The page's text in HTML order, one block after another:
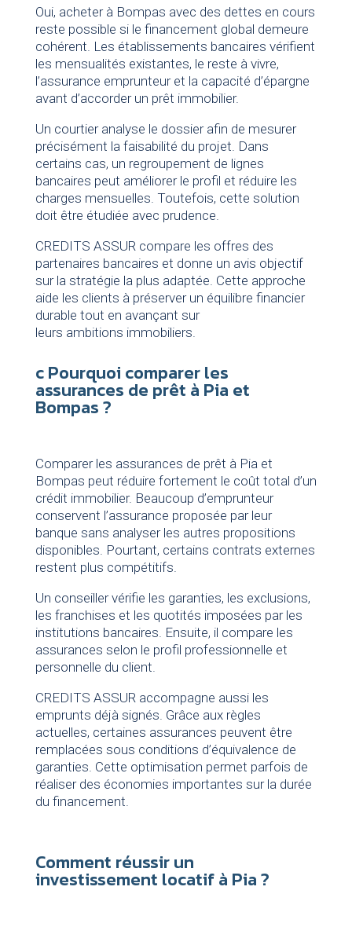
Oui, acheter à Bompas avec des dettes en cours
reste possible si le financement global demeure
cohérent. Les établissements bancaires vérifient
les mensualités existantes, le reste à vivre,
l’assurance emprunteur et la capacité d’épargne
avant d’accorder un prêt immobilier.
Un courtier analyse le dossier afin de mesurer
précisément la faisabilité du projet. Dans
certains cas, un regroupement de lignes
bancaires peut améliorer le profil et réduire les
charges mensuelles. Toutefois, cette solution
doit être étudiée avec prudence.
CREDITS ASSUR compare les offres des
partenaires bancaires et donne un avis objectif
sur la stratégie la plus adaptée. Cette approche
aide les clients à préserver un équilibre financier
durable tout en avançant sur
leurs ambitions immobiliers.
c Pourquoi comparer les
assurances de prêt à Pia et
Bompas ?
Comparer les assurances de prêt à Pia et
Bompas peut réduire fortement le coût total d’un
crédit immobilier. Beaucoup d’emprunteur
conservent l’assurance proposée par leur
banque sans analyser les autres propositions
disponibles. Pourtant, certains contrats externes
restent plus compétitifs.
Un conseiller vérifie les garanties, les exclusions,
les franchises et les quotités imposées par les
institutions bancaires. Ensuite, il compare les
assurances selon le profil professionnelle et
personnelle du client.
CREDITS ASSUR accompagne aussi les
emprunts déjà signés. Grâce aux règles
actuelles, certaines assurances peuvent être
remplacées sous conditions d’équivalence de
garanties. Cette optimisation permet parfois de
réaliser des économies importantes sur la durée
du financement.
Comment réussir un
investissement locatif à Pia ?